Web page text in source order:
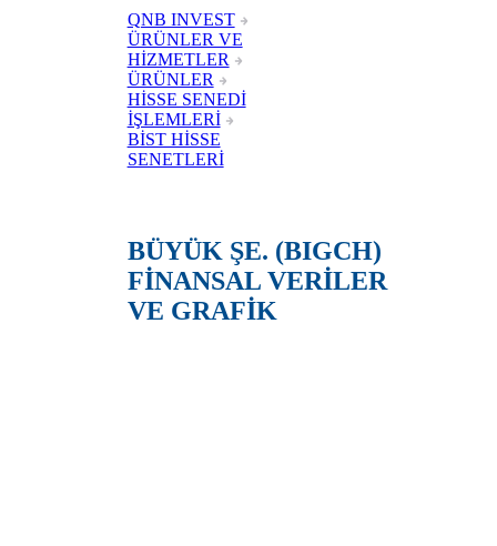
QNB INVEST
ÜRÜNLER VE
HİZMETLER
ÜRÜNLER
HİSSE SENEDİ
İŞLEMLERİ
BİST HİSSE
SENETLERİ
BÜYÜK ŞE. (BIGCH)
FİNANSAL VERİLER
VE GRAFİK